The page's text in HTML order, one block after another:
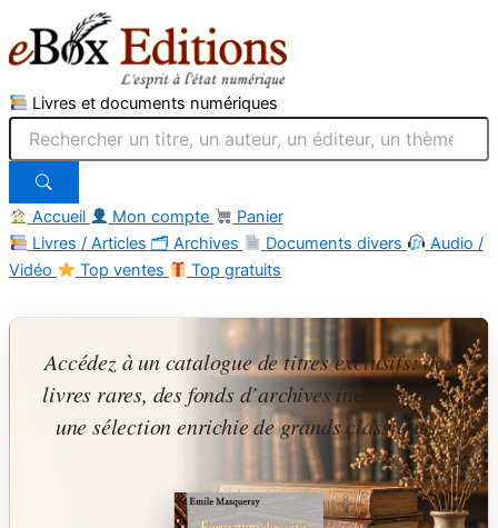
Livres et documents numériques
Accueil Mon compte
Panier
Livres / Articles 🗂 Archives Documents divers
Audio /
Vidéo
Top ventes
Top gratuits
au
Accédez à un catalogue de titres exclusifs: des
livres rares, des fonds d’archives inédites, avec
une sélection enrichie de grands classiques.